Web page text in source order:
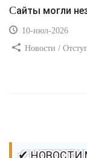
Сайты могли
10-июл-2026
Новости /
✔